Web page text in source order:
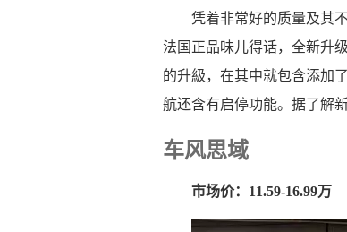
凭着非常好的质量及其
法国正品味儿得话，全新升
的升級，在其中就包含添加
航还含有启停功能。据了解
车风思域
市场价：11.59-16.99万